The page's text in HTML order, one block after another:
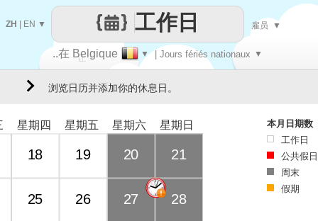
让
..在 Belgique ▼ | Jours fériés nationaux ▼
工作日
ZH EN ▼ 雇员 ▼
浏览日历并添加你的休息日。
星期四 星期五 星期六 星期日
18 19 20 21
25 26 27 28
本月日期数
工作日
公共假日
周末
假期